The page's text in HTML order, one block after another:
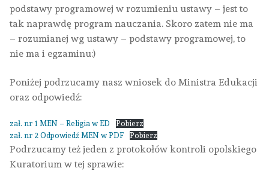
podstawy programowej w rozumieniu ustawy – jest to
tak naprawdę program nauczania. Skoro zatem nie ma
– rozumianej wg ustawy – podstawy programowej, to
nie ma i egzaminu:)
Poniżej podrzucamy nasz wniosek do Ministra Edukacji
oraz odpowiedź:
zał. nr 1 MEN – Religia w ED
Pobierz
zał. nr 2 Odpowiedź MEN w PDF
Pobierz
Podrzucamy też jeden z protokołów kontroli opolskiego
Kuratorium w tej sprawie: